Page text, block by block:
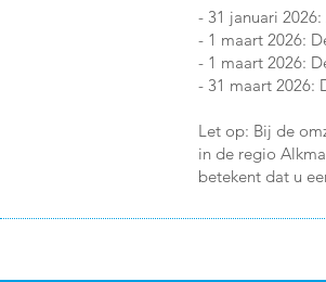
- 31 januari
- 1 maart 2026:
- 1 maart 2026:
- 31 maart 2026:
Let op: Bij de
in de regio
betekent dat u